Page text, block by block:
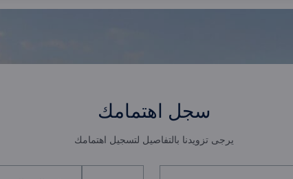
سجل اهتمامك
يرجى تزويدنا بالتفاصيل لتسجيل اهتمامك